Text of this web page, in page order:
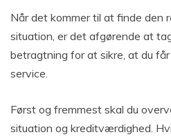
Når det kommer til at finde den
situation, er det afgørende at
betragtning for at sikre, at du
service.
Først og fremmest skal du
situation og kreditværdighed.